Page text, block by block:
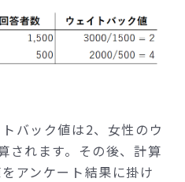
バック値は2、女性のウ
されます。その後、計算
アンケート結果に掛け